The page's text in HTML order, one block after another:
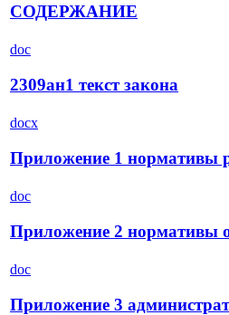
СОДЕРЖАНИЕ
doc
2309ан1 текст закона
docx
Приложение 1 нормативы
doc
Приложение 2 нормативы
doc
Приложение 3